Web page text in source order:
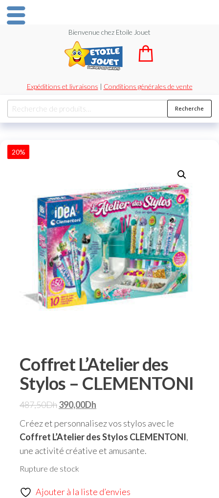
Bienvenue chez Etoile Jouet
Expéditions et livraisons | Conditions générales de vente
Recherche
20%
Coffret L’Atelier des
Stylos – CLEMENTONI
487,50Dh390,00Dh
Créez et personnalisez vos stylos avec le
Coffret L’Atelier des Stylos CLEMENTONI,
une activité créative et amusante.
Rupture de stock
Ajouter à la liste d’envies